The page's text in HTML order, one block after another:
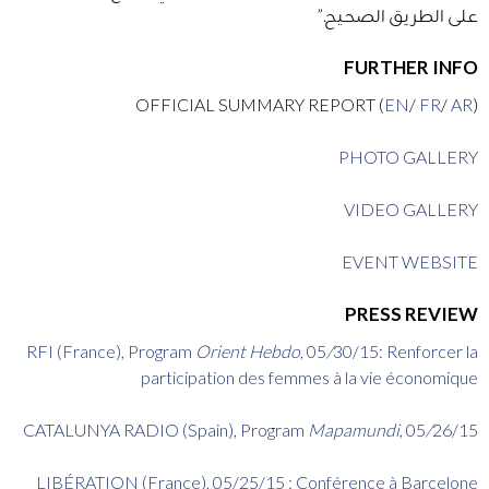
على الطريق الصحيح.”
FURTHER INFO
OFFICIAL SUMMARY REPORT (EN/ FR/AR)
PHOTO GALLERY
VIDEO GALLERY
EVENT WEBSITE
PRESS REVIEW
RFI (France), Program Orient Hebdo, 05/30/15: Renforcer la
participation des femmes à la vie économique
CATALUNYA RADIO (Spain), Program Mapamundi, 05/26/15
LIBÉRATION (France), 05/25/15 : Conférence à Barcelone